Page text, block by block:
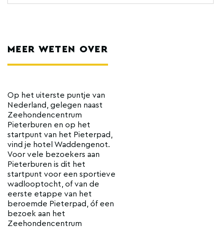
MEER WETEN OVER
Op het uiterste puntje van
Nederland, gelegen naast
Zeehondencentrum
Pieterburen en op het
startpunt van het Pieterpad,
vind je hotel Waddengenot.
Voor vele bezoekers aan
Pieterburen is dit het
startpunt voor een sportieve
wadlooptocht, of van de
eerste etappe van het
beroemde Pieterpad, óf een
bezoek aan het
Zeehondencentrum